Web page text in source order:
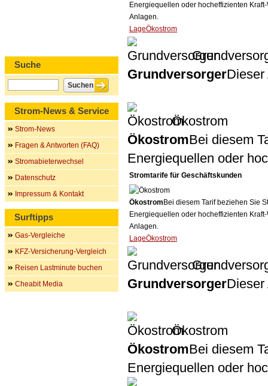
Energiequellen oder hocheffizienten
Anlagen.
LageÖkostrom
GrundversorgerDieser
Ökostrom
ÖkostromBei diesem
Energiequellen oder
Stromtarife für Geschäftskunden
Ökostrom Bei diesem Tarif beziehen Sie
Energiequellen oder hocheffizienten
Anlagen.
LageÖkostrom
GrundversorgerDieser
Ökostrom
ÖkostromBei diesem
Energiequellen oder
Suche
Strom-News & Service
Strom-News
Fragen & Antworten (FAQ)
Stromabieterwechsel
Datenschutz
Impressum & Kontakt
Surftipps
Gas-Vergleiche
KFZ-Versicherung-Vergleich
Reisen Lastminute buchen
Cheabit Media